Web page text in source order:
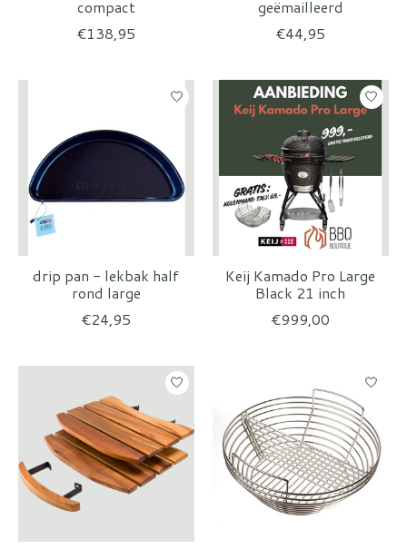
compact
€138,95
geëmailleerd
€44,95
drip pan - lekbak half
rond large
€24,95
Keij Kamado Pro Large
Black 21 inch
€999,00